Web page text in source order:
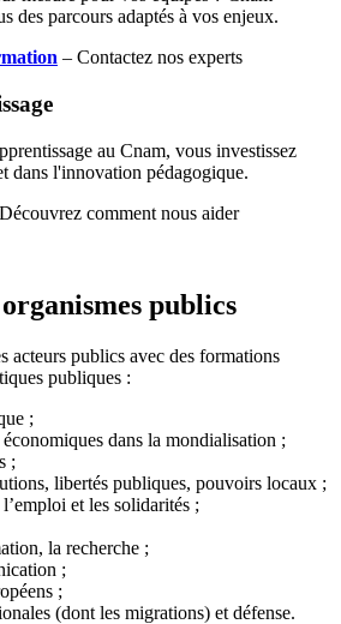
des parcours adaptés à vos enjeux.
– Contactez nos experts
au Cnam, vous investissez
dans l'innovation pédagogique.
comment nous aider
publics
acteurs publics avec des formations
publiques :
;
dans la mondialisation ;
;
libertés publiques, pouvoirs locaux ;
et les solidarités ;
la recherche ;
;
;
(dont les migrations) et défense.